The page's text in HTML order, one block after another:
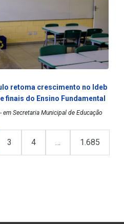
retoma crescimento no Ideb
finais do Ensino Fundamental
Secretaria Municipal de Educação
3 4 … 1.685